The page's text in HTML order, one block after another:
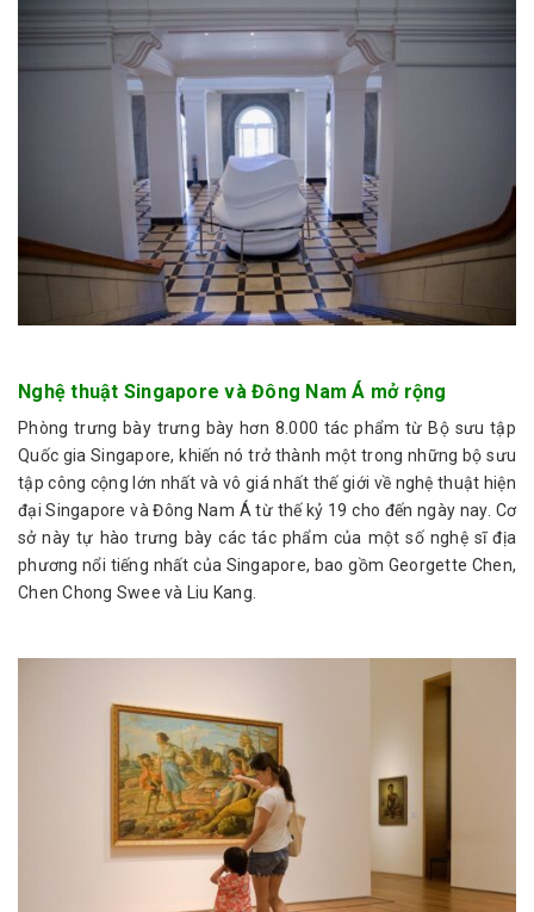
Nghệ thuật Singapore và Đông Nam Á mở rộng
Phòng trưng bày trưng bày hơn 8.000 tác phẩm từ Bộ sưu tập
Quốc gia Singapore, khiến nó trở thành một trong những bộ sưu
tập công cộng lớn nhất và vô giá nhất thế giới về nghệ thuật hiện
đại Singapore và Đông Nam Á từ thế kỷ 19 cho đến ngày nay. Cơ
sở này tự hào trưng bày các tác phẩm của một số nghệ sĩ địa
phương nổi tiếng nhất của Singapore, bao gồm Georgette Chen,
Chen Chong Swee và Liu Kang.